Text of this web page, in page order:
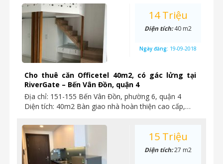
Cho thuê căn Officetel 40m2, có gác lửng tại
RiverGate – Bến Vân Đồn, quận 4
Địa chỉ: 151-155 Bến Vân Đồn, phường 6, quận 4
Diện tích: 40m2 Bàn giao nhà hoàn thiện cao cấp,…
14 Triệu
Diện tích:40 m2
Ngày đăng: 19-09-2018
15 Triệu
Diện tích:27 m2